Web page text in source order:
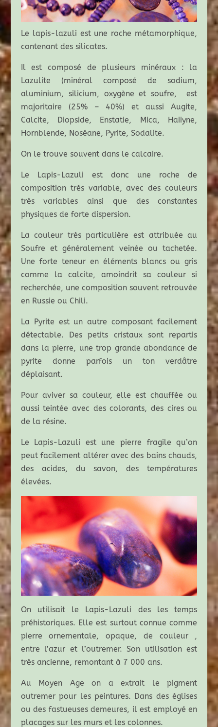
Le lapis-lazuli est une roche métamorphique,
contenant des silicates.
Il est composé de plusieurs minéraux : la
Lazulite (minéral composé de sodium,
aluminium, silicium, oxygène et soufre, est
majoritaire (25% – 40%) et aussi Augite,
Calcite, Diopside, Enstatie, Mica, Haiiyne,
Hornblende, Noséane, Pyrite, Sodalite.
On le trouve souvent dans le calcaire.
Le Lapis-Lazuli est donc une roche de
composition très variable, avec des couleurs
très variables ainsi que des constantes
physiques de forte dispersion.
La couleur très particulière est attribuée au
Soufre et généralement veinée ou tachetée.
Une forte teneur en éléments blancs ou gris
comme la calcite, amoindrit sa couleur si
recherchée, une composition souvent retrouvée
en Russie ou Chili.
La Pyrite est un autre composant facilement
détectable. Des petits cristaux sont repartis
dans la pierre, une trop grande abondance de
pyrite donne parfois un ton verdâtre
déplaisant.
Pour aviver sa couleur, elle est chauffée ou
aussi teintée avec des colorants, des cires ou
de la résine.
Le Lapis-Lazuli est une pierre fragile qu’on
peut facilement altérer avec des bains chauds,
des acides, du savon, des températures
élevées.
On utilisait le Lapis-Lazuli des les temps
préhistoriques. Elle est surtout connue comme
pierre ornementale, opaque, de couleur ,
entre l’azur et l’outremer. Son utilisation est
très ancienne, remontant à 7 000 ans.
Au Moyen Age on a extrait le pigment
outremer pour les peintures. Dans des églises
ou des fastueuses demeures, il est employé en
placages sur les murs et les colonnes.